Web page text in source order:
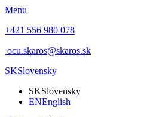
Menu
+421 556 980 078
ocu.skaros@skaros.sk
SKSlovensky
SKSlovensky
ENEnglish